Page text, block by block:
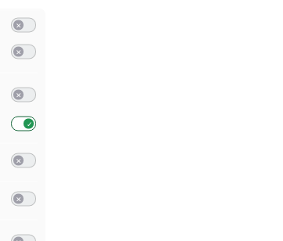
zu Speichern von oder Zugriff auf Informationen auf einem Endgerät
zu Verwendung reduzierter Daten zur Auswahl von Werbeanzeigen
zu Erstellung von Profilen für personalisierte Werbung
zu Verwendung von Profilen zur Auswahl personalisierter Werbung
zu Messung der Werbeleistung